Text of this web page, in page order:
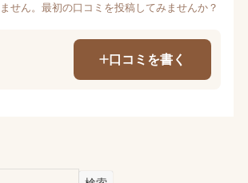
せん。最初の口コミを投稿してみませんか？
口コミを書く